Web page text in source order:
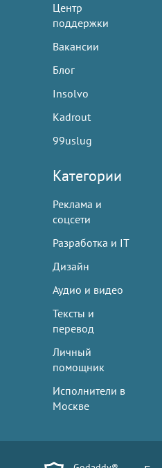
Центр
поддержки
Вакансии
Блог
Insolvo
Kadrout
99uslug
Категории
Реклама и
соцсети
Разработка и IT
Дизайн
Аудио и видео
Тексты и
перевод
Личный
помощник
Исполнители в
Москве